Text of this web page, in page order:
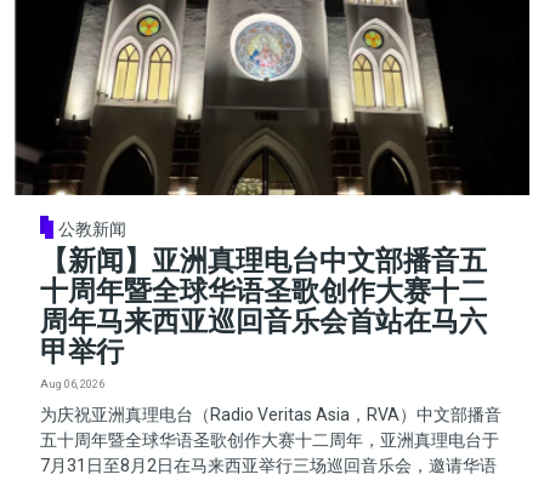
公教新闻
【新闻】亚洲真理电台中文部播音五
十周年暨全球华语圣歌创作大赛十二
周年马来西亚巡回音乐会首站在马六
甲举行
Aug 06, 2026
为庆祝亚洲真理电台（Radio Veritas Asia，RVA）中文部播音
五十周年暨全球华语圣歌创作大赛十二周年，亚洲真理电台于
7月31日至8月2日在马来西亚举行三场巡回音乐会，邀请华语